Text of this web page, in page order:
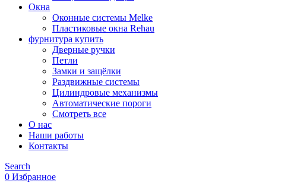
Окна
Оконные системы Melke
Пластиковые окна Rehau
фурнитура купить
Дверные ручки
Петли
Замки и защёлки
Раздвижные системы
Цилиндровые механизмы
Автоматические пороги
Смотреть все
О нас
Наши работы
Контакты
Search
0 Избранное